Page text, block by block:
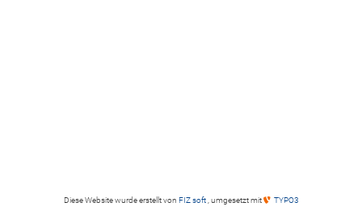
Diese Website wurde erstellt von FIZ soft , umgesetzt mit TYPO3